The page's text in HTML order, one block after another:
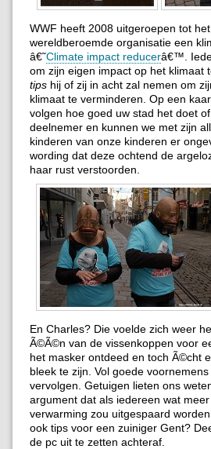
WWF heeft 2008 uitgeroepen tot
wereldberoemde organisatie een
â€˜Climate impact reducerâ€™.
om zijn eigen impact op het klimaat
tips hij of zij in acht zal nemen om
klimaat te verminderen. Op een
volgen hoe goed uw stad het doet
deelnemer en kunnen we met zijn
kinderen van onze kinderen er
wording dat deze ochtend de
haar rust verstoorden.
En Charles? Die voelde zich weer
Ã©Ã©n van de vissenkoppen voor
het masker ontdeed en toch Ã©cht
bleek te zijn. Vol goede
vervolgen. Getuigen lieten ons
argument dat als iedereen wat
verwarming zou uitgespaard
ook tips voor een zuiniger Gent?
de pc uit te zetten achteraf.